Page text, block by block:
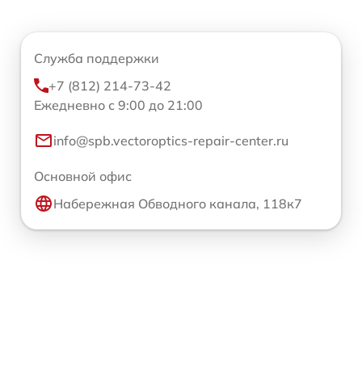
Служба поддержки
+7 (812) 214-73-42
Ежедневно с 9:00 до 21:00
info@spb.vectoroptics-repair-center.ru
Основной офис
Набережная Обводного канала, 118к7